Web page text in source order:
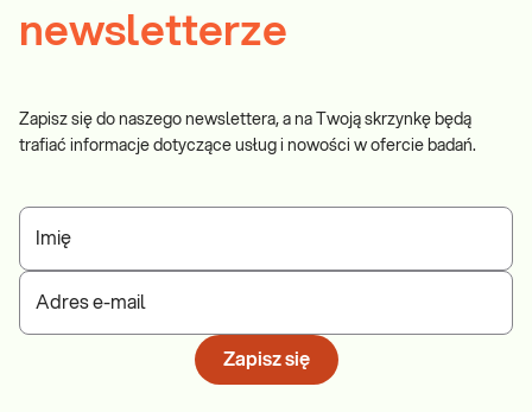
newsletterze
Zapisz się do naszego newslettera, a na Twoją skrzynkę będą
trafiać informacje dotyczące usług i nowości w ofercie badań.
Imię
Adres e-mail
Zapisz się